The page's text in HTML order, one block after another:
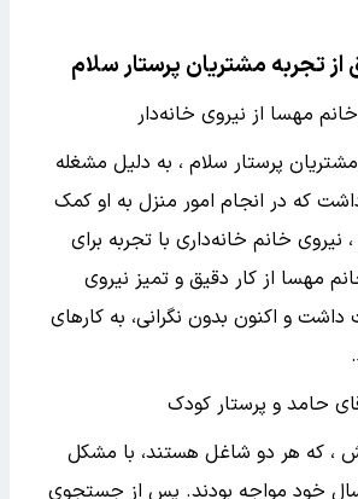
تجربه مشتریان پرستار سلام
مهسا از نیروی خانه‌دار
پرستار سلام ، به دلیل مشغله
داشت که در انجام امور منزل به او کمک
نیروی خانم خانه‌داری با تجربه برای
مهسا از کار دقیق و تمیز نیروی
داشت و اکنون بدون نگرانی، به کارهای
حامد و پرستار کودک
، که هر دو شاغل هستند، با مشکل
خود مواجه بودند. پس از جستجوی